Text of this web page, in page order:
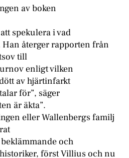
av boken
spekulera i vad
återger rapporten från
till
enligt vilken
av hjärtinfarkt
för”, säger
är äkta”.
eller Wallenbergs familj
och
först Villius och nu